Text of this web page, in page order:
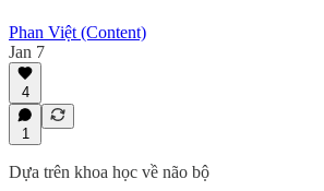
Phan Việt (Content)
Jan 7
4
1
Dựa trên khoa học về não bộ